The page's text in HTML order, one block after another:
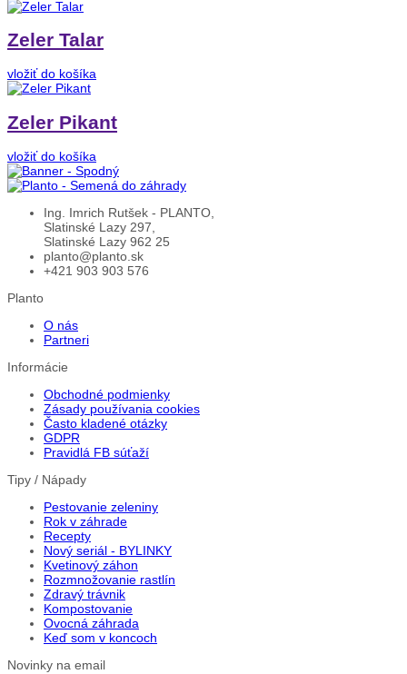
Zeler Talar
vložiť do košíka
Zeler Pikant
vložiť do košíka
Ing. Imrich Rutšek - PLANTO,
Slatinské Lazy 297,
Slatinské Lazy 962 25
planto@planto.sk
+421 903 903 576
Planto
O nás
Partneri
Informácie
Obchodné podmienky
Zásady používania cookies
Často kladené otázky
GDPR
Pravidlá FB súťaží
Tipy / Nápady
Pestovanie zeleniny
Rok v záhrade
Recepty
Nový seriál - BYLINKY
Kvetinový záhon
Rozmnožovanie rastlín
Zdravý trávnik
Kompostovanie
Ovocná záhrada
Keď som v koncoch
Novinky na email